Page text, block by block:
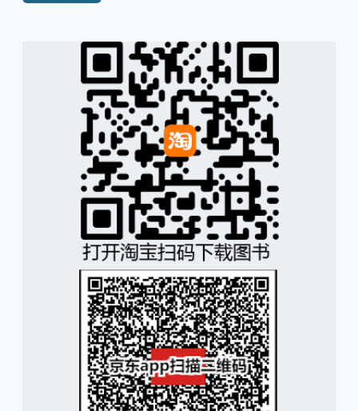
部短篇小说 现实主义手法 短篇小说集 上海
译文出版社 正版
下载链接1
下载链接2